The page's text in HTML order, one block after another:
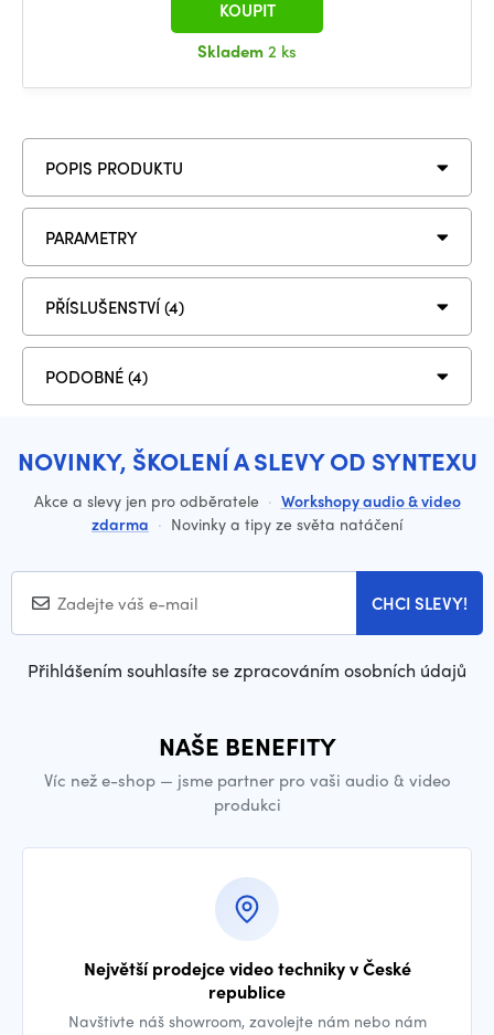
Skladem2 ks
KOUPIT
POPIS PRODUKTU
PARAMETRY
PŘÍSLUŠENSTVÍ (4)
PODOBNÉ (4)
NOVINKY, ŠKOLENÍ A SLEVY OD SYNTEXU
Akce a slevy jen pro odběratele · Workshopy audio & video
zdarma · Novinky a tipy ze světa natáčení
CHCI SLEVY!
Přihlášením souhlasíte se zpracováním osobních údajů
NAŠE BENEFITY
Víc než e-shop — jsme partner pro vaši audio & video
produkci
Největší prodejce video techniky v České
republice
Navštivte náš showroom, zavolejte nám nebo nám